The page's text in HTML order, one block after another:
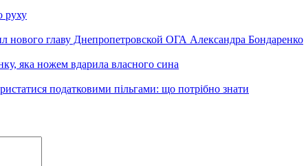
руху
нового главу Днепропетровской ОГА Александра Бондаренко
яка ножем вдарила власного сина
податковими пільгами: що потрібно знати